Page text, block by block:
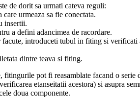
de dorit sa urmati cateva reguli:
urmeaza sa fie conectata.
insertii.
a defini adancimea de racordare.
facute, introduceti tubul in fiting si verificati
dintre teava si fiting.
fitingurile pot fi reasamblate facand o serie
etanseitatii acestora) si asupra
doua componente.